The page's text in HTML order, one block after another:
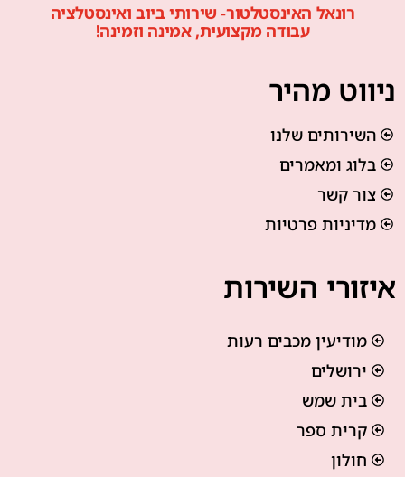
רונאל האינסטלטור- שירותי ביוב ואינסטלציה
עבודה מקצועית, אמינה וזמינה!
ניווט מהיר
השירותים שלנו
בלוג ומאמרים
צור קשר
מדיניות פרטיות
איזורי השירות
מודיעין מכבים רעות
ירושלים
בית שמש
קרית ספר
חולון